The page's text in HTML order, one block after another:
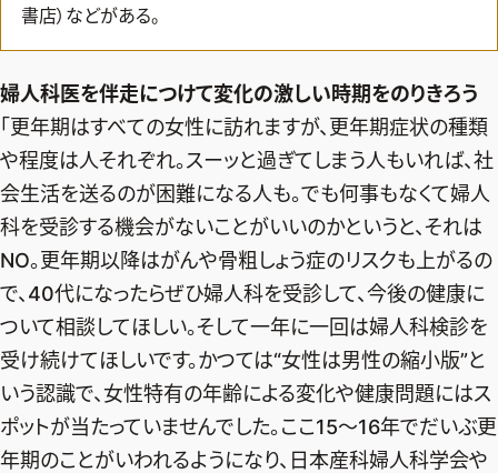
書店）などがある。
婦人科医を伴走につけて変化の激しい時期をのりきろう
「更年期はすべての女性に訪れますが、更年期症状の種類
や程度は人それぞれ。スーッと過ぎてしまう人もいれば、社
会生活を送るのが困難になる人も。でも何事もなくて婦人
科を受診する機会がないことがいいのかというと、それは
NO。更年期以降はがんや骨粗しょう症のリスクも上がるの
で、40代になったらぜひ婦人科を受診して、今後の健康に
ついて相談してほしい。そして一年に一回は婦人科検診を
受け続けてほしいです。かつては“女性は男性の縮小版”と
いう認識で、女性特有の年齢による変化や健康問題にはス
ポットが当たっていませんでした。ここ15～16年でだいぶ更
年期のことがいわれるようになり、日本産科婦人科学会や